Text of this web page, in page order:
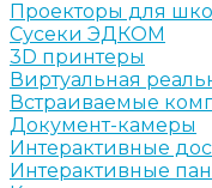
Проекторы для
Сусеки ЭДКОМ
3D принтеры
Виртуальная
Встраиваемые
Документ-камеры
Интерактивные
Интерактивные